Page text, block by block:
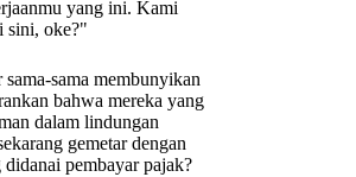
yang ini. Kami
sini, oke?"
sama membunyikan
bahwa mereka yang
dalam lindungan
gemetar dengan
pembayar pajak?